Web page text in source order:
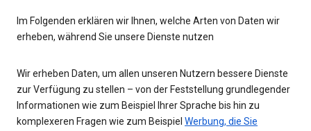
Im Folgenden erklären wir Ihnen, welche Arten von Daten wir
erheben, während Sie unsere Dienste nutzen
Wir erheben Daten, um allen unseren Nutzern bessere Dienste
zur Verfügung zu stellen – von der Feststellung grundlegender
Informationen wie zum Beispiel Ihrer Sprache bis hin zu
komplexeren Fragen wie zum Beispiel Werbung, die Sie